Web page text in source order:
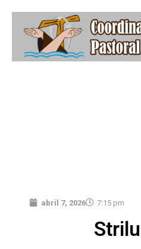
abril 7, 2026 7:15 pm